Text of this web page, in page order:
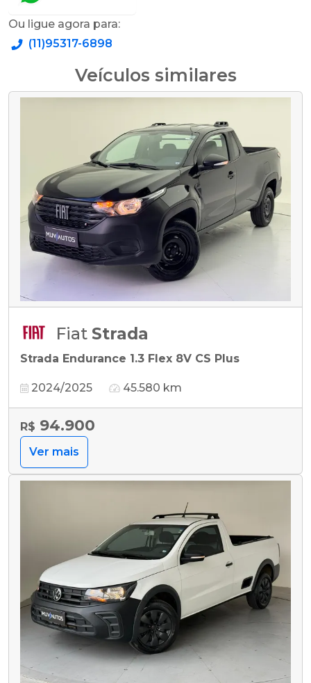
Ou ligue agora para:
(11)95317-6898
Veículos similares
Fiat Strada
Strada Endurance 1.3 Flex 8V CS Plus
2024/2025 45.580 km
R$ 94.900
Ver mais